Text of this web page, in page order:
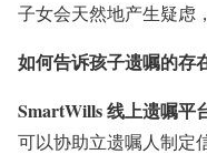
子女会天然地产生疑虑
如何告诉孩子遗嘱的存
SmartWills 线上遗嘱平
可以协助立遗嘱人制定